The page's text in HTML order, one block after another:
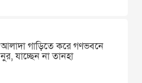
আলাদা গাড়িতে করে গণভবনে
নুর, যাচ্ছেন না তানহা